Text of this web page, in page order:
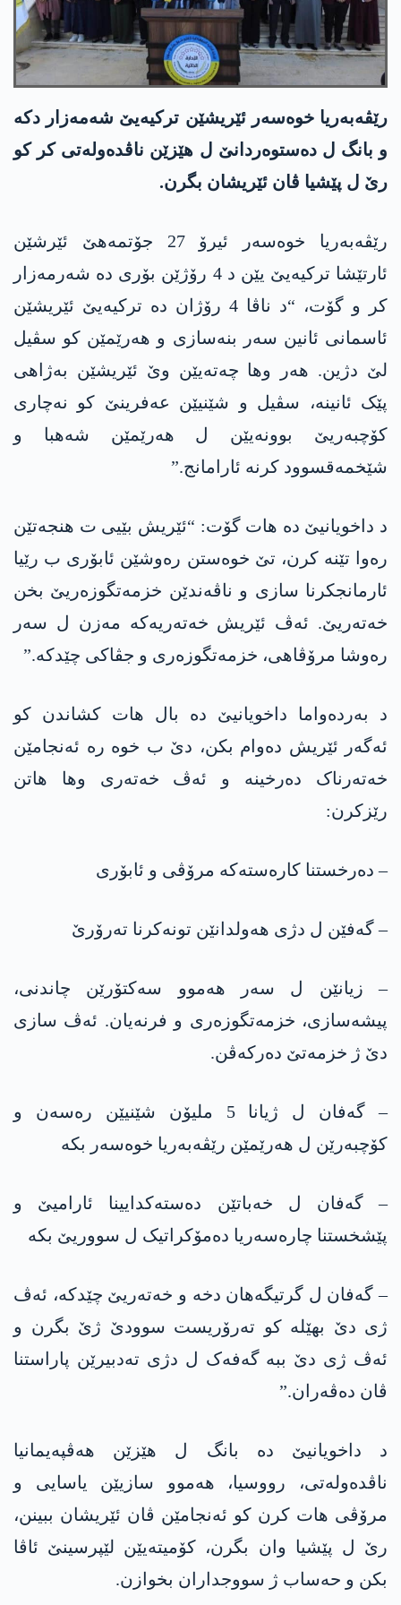
رێڤەبەریا خوەسەر ئێریشێن ترکیەیێ شەمەزار دکە
و بانگ ل دەستوەردانێ ل ھێزێن ناڤدەولەتی کر کو
رێ ل پێشیا ڤان ئێریشان بگرن.
رێڤەبەریا خوەسەر ئیرۆ 27 جۆتمەھێ ئێرشێن
ئارتێشا ترکیەیێ یێن د 4 رۆژێن بۆری دە شەرمەزار
کر و گۆت، “د ناڤا 4 رۆژان دە ترکیەیێ ئێریشێن
ئاسمانی ئانین سەر بنەسازی و ھەرێمێن کو سڤیل
لێ دژین. ھەر وھا چەتەیێن وێ ئێریشێن بەژاھی
پێک ئانینە، سڤیل و شێنیێن عەفرینێ کو نەچاری
کۆچبەریێ بوونەیێن ل ھەرێمێن شەھبا و
شێخمەقسوود کرنە ئارامانج.”
د داخویانیێ دە ھات گۆت: “ئێریش بێیی ت ھنجەتێن
رەوا تێنە کرن، تێ خوەستن رەوشێن ئابۆری ب رێیا
ئارمانجکرنا سازی و ناڤەندێن خزمەتگوزەریێ بخن
خەتەریێ. ئەڤ ئێریش خەتەریەکە مەزن ل سەر
رەوشا مرۆڤاھی، خزمەتگوزەری و جڤاکی چێدکە.”
د بەردەواما داخویانیێ دە بال ھات کشاندن کو
ئەگەر ئێریش دەوام بکن، دێ ب خوە رە ئەنجامێن
خەتەرناک دەرخینە و ئەڤ خەتەری وھا ھاتن
رێزکرن:
– دەرخستنا کارەستەکە مرۆڤی و ئابۆری
– گەفێن ل دژی ھەولدانێن تونەکرنا تەرۆرێ
– زیانێن ل سەر ھەموو سەکتۆرێن چاندنی،
پیشەسازی، خزمەتگوزەری و فرنەیان. ئەڤ سازی
دێ ژ خزمەتێ دەرکەڤن.
– گەفان ل ژیانا 5 ملیۆن شێنیێن رەسەن و
کۆچبەرێن ل ھەرێمێن رێڤەبەریا خوەسەر بکە
– گەفان ل خەباتێن دەستەکدایینا ئارامیێ و
پێشخستنا چارەسەریا دەمۆکراتیک ل سووریێ بکە
– گەفان ل گرتیگەھان دخە و خەتەریێ چێدکە، ئەڤ
ژی دێ بھێلە کو تەرۆریست سوودێ ژێ بگرن و
ئەڤ ژی دێ ببە گەفەک ل دژی تەدبیرێن پاراستنا
ڤان دەڤەران.”
د داخویانیێ دە بانگ ل ھێزێن ھەڤپەیمانیا
ناڤدەولەتی، رووسیا، ھەموو سازیێن یاسایی و
مرۆڤی ھات کرن کو ئەنجامێن ڤان ئێریشان ببینن،
رێ ل پێشیا وان بگرن، کۆمیتەیێن لێپرسینێ ئاڤا
بکن و حەساب ژ سووجداران بخوازن.